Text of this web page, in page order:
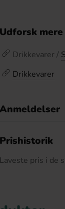
Udforsk
Drikkevarer /
Drikkevarer
Anmeldelser
Prishistorik
Laveste pris i de